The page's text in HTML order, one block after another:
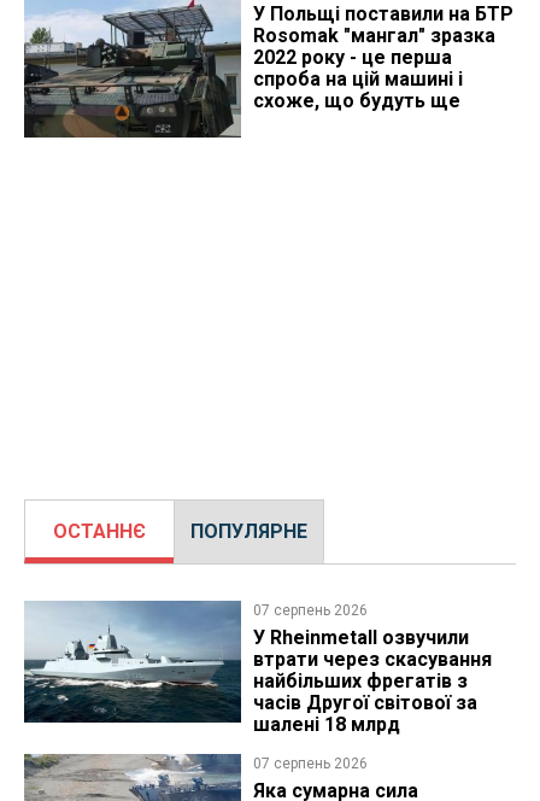
У Польщі поставили на БТР
Rosomak "мангал" зразка
2022 року - це перша
спроба на цій машині і
схоже, що будуть ще
ОСТАННЄ ПОПУЛЯРНЕ
07 серпень 2026
У Rheinmetall озвучили
втрати через скасування
найбільших фрегатів з
часів Другої світової за
шалені 18 млрд
07 серпень 2026
Яка сумарна сила